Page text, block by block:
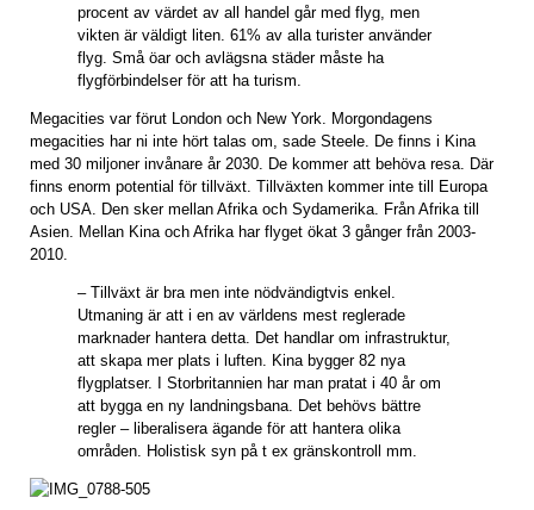
procent av värdet av all handel går med flyg, men
vikten är väldigt liten. 61% av alla turister använder
flyg. Små öar och avlägsna städer måste ha
flygförbindelser för att ha turism.
Megacities var förut London och New York. Morgondagens
megacities har ni inte hört talas om, sade Steele. De finns i Kina
med 30 miljoner invånare år 2030. De kommer att behöva resa. Där
finns enorm potential för tillväxt. Tillväxten kommer inte till Europa
och USA. Den sker mellan Afrika och Sydamerika. Från Afrika till
Asien. Mellan Kina och Afrika har flyget ökat 3 gånger från 2003-
2010.
– Tillväxt är bra men inte nödvändigtvis enkel.
Utmaning är att i en av världens mest reglerade
marknader hantera detta. Det handlar om infrastruktur,
att skapa mer plats i luften. Kina bygger 82 nya
flygplatser. I Storbritannien har man pratat i 40 år om
att bygga en ny landningsbana. Det behövs bättre
regler – liberalisera ägande för att hantera olika
områden. Holistisk syn på t ex gränskontroll mm.